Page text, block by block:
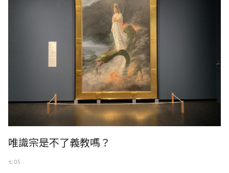
唯識宗是不了義教嗎？
七 05